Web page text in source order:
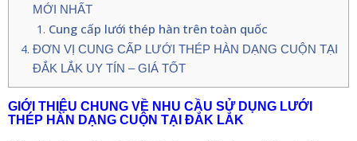
MỚI NHẤT
Cung cấp lưới thép hàn trên toàn quốc
ĐƠN VỊ CUNG CẤP LƯỚI THÉP HÀN DẠNG CUỘN TẠI
ĐẮK LẮK UY TÍN – GIÁ TỐT
GIỚI THIỆU CHUNG VỀ NHU CẦU SỬ DỤNG LƯỚI
THÉP HÀN DẠNG CUỘN TẠI ĐẮK LẮK